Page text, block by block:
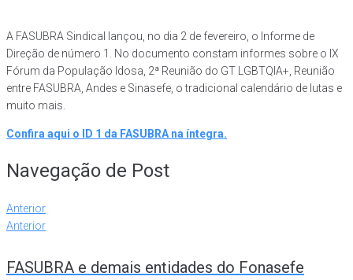
A FASUBRA Sindical lançou, no dia 2 de fevereiro, o Informe de
Direção de número 1. No documento constam informes sobre o IX
Fórum da População Idosa, 2ª Reunião do GT LGBTQIA+, Reunião
entre FASUBRA, Andes e Sinasefe, o tradicional calendário de lutas e
muito mais.
Confira aqui o ID 1 da FASUBRA na íntegra.
Navegação de Post
Anterior
Anterior
FASUBRA e demais entidades do Fonasefe